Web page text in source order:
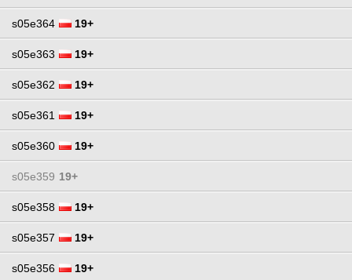
s05e364 19+
s05e363 19+
s05e362 19+
s05e361 19+
s05e360 19+
s05e359 19+
s05e358 19+
s05e357 19+
s05e356 19+